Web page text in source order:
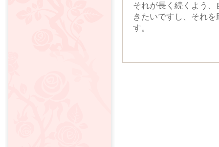
それが長く続くよう
きたいですし、それ
す。